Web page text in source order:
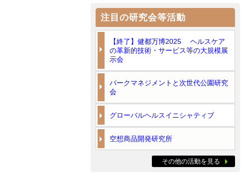
注目の研究会等活動
【終了】健都万博2025 ヘルスケア
の革新的技術・サービス等の大規模展
示会
パークマネジメントと次世代公園研究
会
グローバルヘルスイニシャティブ
空想商品開発研究所
その他の活動を見る